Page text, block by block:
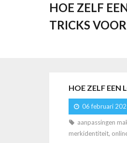
HOE ZELF
TRICKS
HOE ZELF EEN
06 februari
aanpassingen
merkidentiteit,